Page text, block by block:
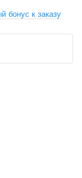
бонус к заказу